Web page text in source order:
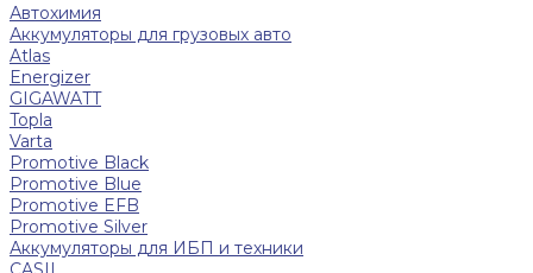
Автохимия
Аккумуляторы для грузовых авто
Atlas
Energizer
GIGAWATT
Topla
Varta
Promotive Black
Promotive Blue
Promotive EFB
Promotive Silver
Аккумуляторы для ИБП и техники